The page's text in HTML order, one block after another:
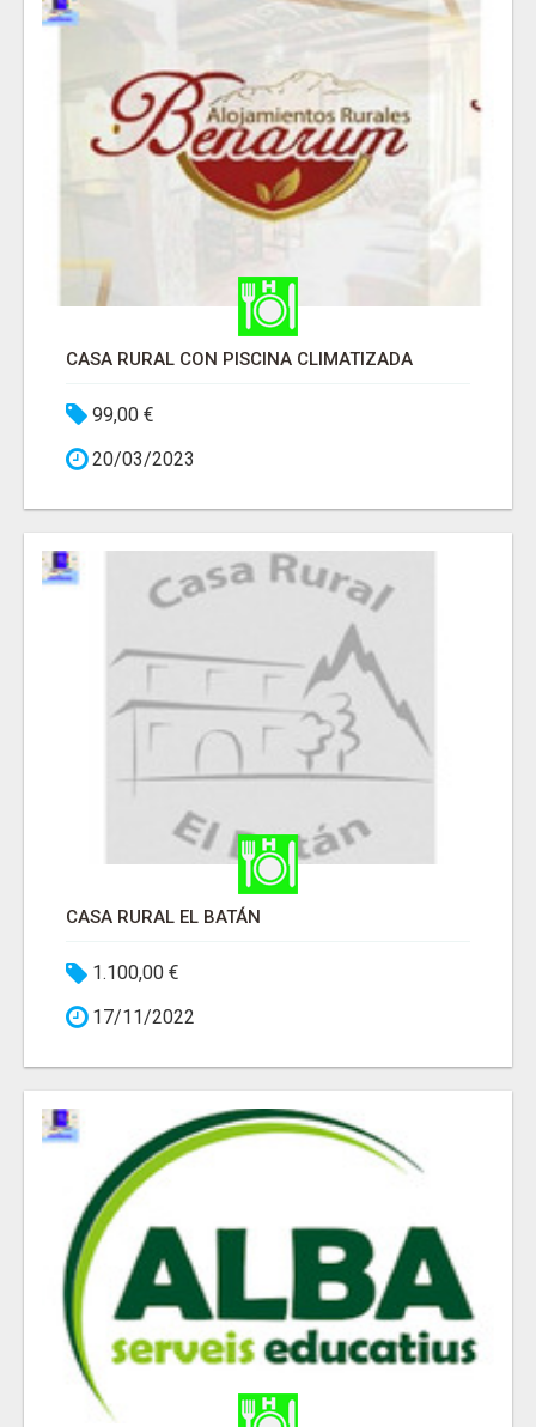
CASA RURAL CON PISCINA CLIMATIZADA
99,00 €
20/03/2023
CASA RURAL EL BATÁN
1.100,00 €
17/11/2022